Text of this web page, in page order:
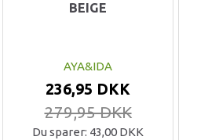
BEIGE
AYA&IDA
236,95 DKK
279,95 DKK
Du sparer: 43,00 DKK